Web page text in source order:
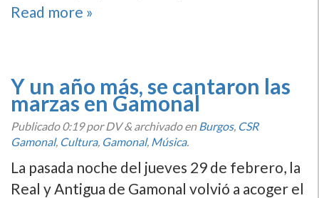
Read more »
Y un año más, se cantaron las
marzas en Gamonal
Publicado0:19por DV&archivado enBurgos, CSR
Gamonal, Cultura, Gamonal, Música.
La pasada noche del jueves 29 de febrero, la
Real y Antigua de Gamonal volvió a acoger el